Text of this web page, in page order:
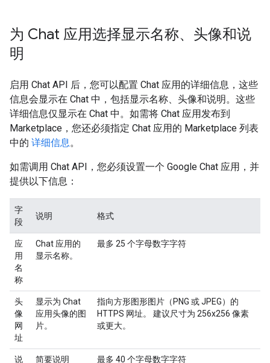
为 Chat 应用选择显示名称、头像和说
明
启用 Chat API 后，您可以配置 Chat 应用的详细信息，这些
信息会显示在 Chat 中，包括显示名称、头像和说明。这些
详细信息仅显示在 Chat 中。如需将 Chat 应用发布到
Marketplace，您还必须指定 Chat 应用的 Marketplace 列表
中的 详细信息。
如需调用 Chat API，您必须设置一个 Google Chat 应用，并
提供以下信息：
字
段
说明 格式
应
用
名
称
Chat 应用的
显示名称。
最多 25 个字母数字字符
头
像
网
址
显示为 Chat
应用头像的图
片。
指向方形图形图片（PNG 或 JPEG）的
HTTPS 网址。 建议尺寸为 256x256 像素
或更大。
说
简要说明
最多 40 个字母数字字符